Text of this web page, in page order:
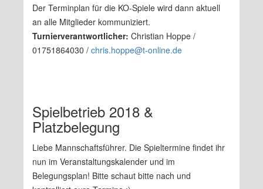
Der Terminplan für die KO-Spiele wird dann aktuell
an alle Mitglieder kommuniziert.
Turnierverantwortlicher: Christian Hoppe /
01751864030 / chris.hoppe@t-online.de
Spielbetrieb 2018 &
Platzbelegung
Liebe Mannschaftsführer. Die Spieltermine findet ihr
nun im Veranstaltungskalender und im
Belegungsplan! Bitte schaut bitte nach und